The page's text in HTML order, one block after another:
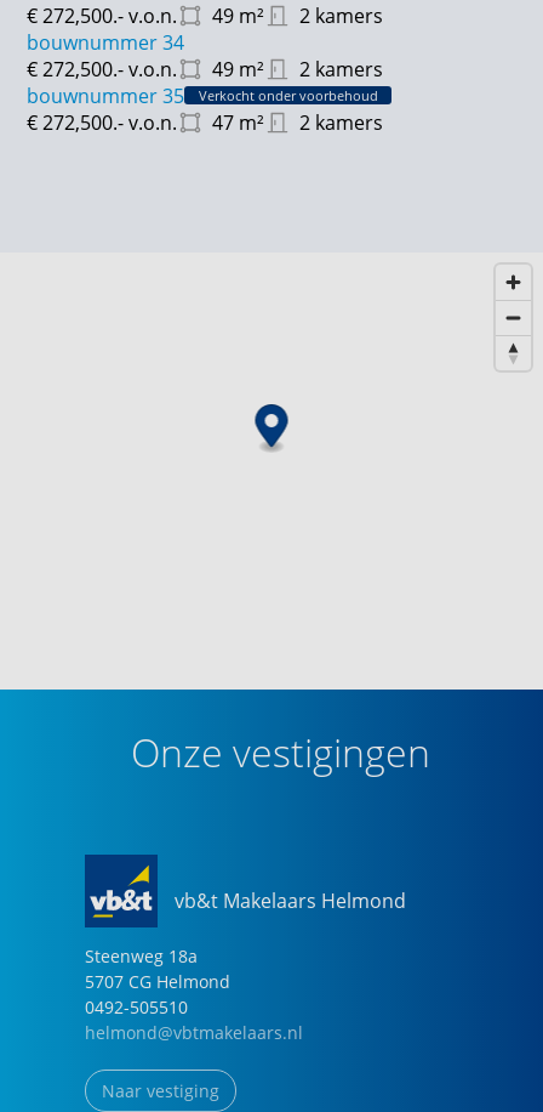
49 m² 2 kamers
€ 272,500.-v.o.n.
bouwnummer 34
49 m² 2 kamers
€ 272,500.-v.o.n.
bouwnummer 35
Verkocht onder voorbehoud
47 m² 2 kamers
€ 272,500.-v.o.n.
Onze vestigingen
vb&t Makelaars Helmond
Steenweg 18a
5707 CG Helmond
0492-505510
helmond@vbtmakelaars.nl
Naar vestiging